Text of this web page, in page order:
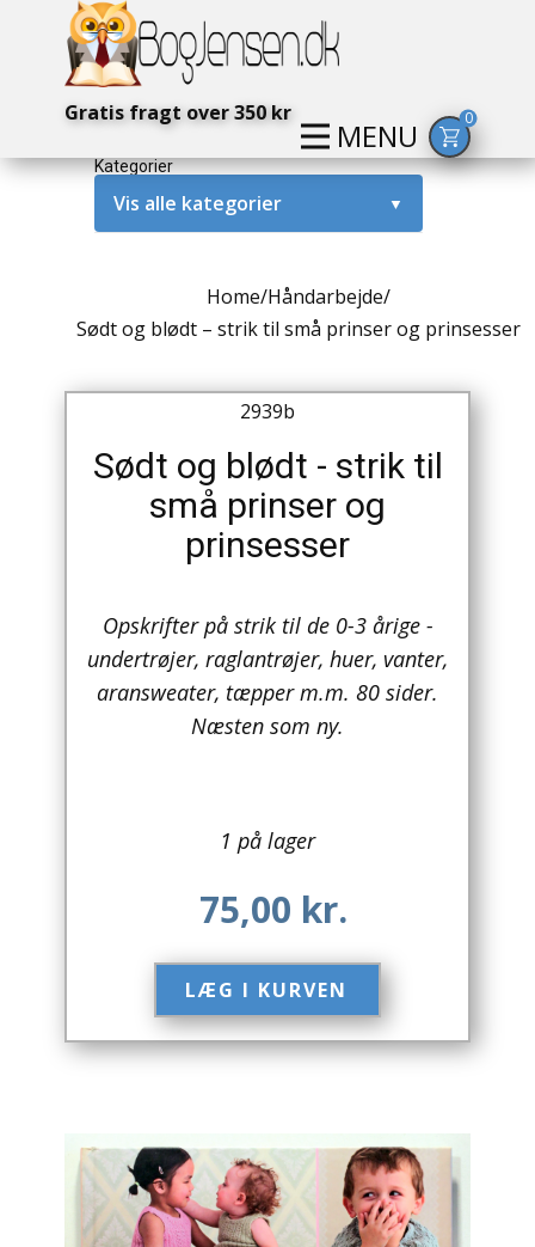
MENU
Gratis fragt over 350 kr 0
Kategorier
Vis alle kategorier ▼
Amerika / USA
Antikke / Specielle Bøger
Antikviteter
Asien
Australien
Biografier / Erindringer
Bryggerier
Computer / IT
Design
Drikkevare / Øl / Vin
Erhverv
Europa
Home/Håndarbejde/
Sødt og blødt – strik til små prinser og prinsesser
2939b
Sødt og blødt - strik til
små prinser og
prinsesser
Opskrifter på strik til de 0-3 årige -
undertrøjer, raglantrøjer, huer, vanter,
aransweater, tæpper m.m. 80 sider.
Næsten som ny.
1 på lager
75,00 kr.
LÆG I KURVEN​